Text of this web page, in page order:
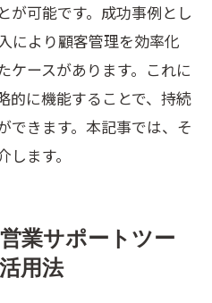
が可能です。成功事例とし
により顧客管理を効率化
ケースがあります。これに
的に機能することで、持続
できます。本記事では、そ
ます。
業サポートツー
用法